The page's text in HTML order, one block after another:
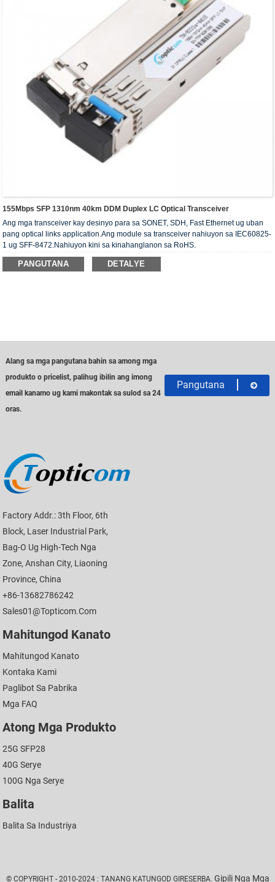
155Mbps SFP 1310nm 40km DDM Duplex LC Optical Transceiver
Ang mga transceiver kay desinyo para sa SONET, SDH, Fast Ethernet ug uban
pang optical links application.Ang module sa transceiver nahiuyon sa IEC60825-
1 ug SFF-8472.Nahiuyon kini sa kinahanglanon sa RoHS.
PANGUTANA DETALYE
Alang sa mga pangutana bahin sa among mga
produkto o pricelist, palihug ibilin ang imong
email kanamo ug kami makontak sa sulod sa 24
oras.
Pangutana
Factory Addr.: 3th Floor, 6th
Block, Laser Industrial Park,
Bag-O Ug High-Tech Nga
Zone, Anshan City, Liaoning
Province, China
+86-13682786242
Sales01@topticom.com
Mahitungod Kanato
Mahitungod Kanato
Kontaka Kami
Paglibot Sa Pabrika
Mga FAQ
Atong Mga Produkto
25G SFP28
40G Serye
100G Nga Serye
Balita
Balita Sa Industriya
© COPYRIGHT - 2010-2024 : TANANG KATUNGOD GIRESERBA. Gipili Nga Mga